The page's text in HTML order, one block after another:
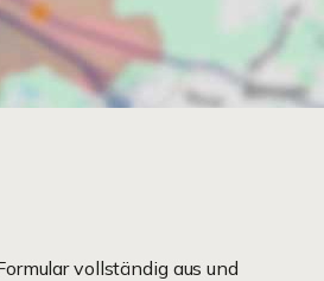
vollständig aus und